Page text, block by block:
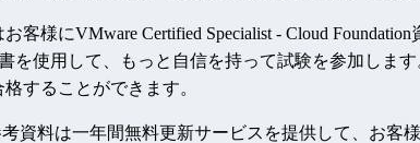
客様にVMware Certified Specialist - Cloud
を使用して、もっと自信を持って試験を参加しま
格することができます。
考資料は一年間無料更新サービスを提供して、お